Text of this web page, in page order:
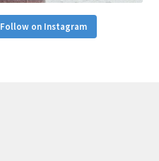
Follow on Instagram